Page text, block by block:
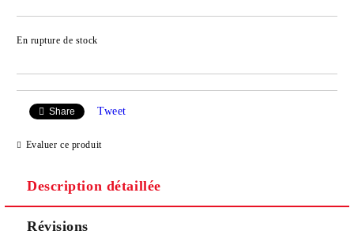
En rupture de stock
Share Tweet
Evaluer ce produit
Description détaillée
Révisions